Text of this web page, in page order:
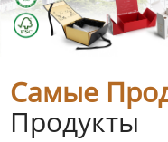
Самые
Продукты